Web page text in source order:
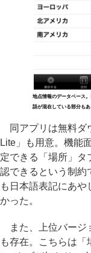
地点情報のデータベース
語が混在している部分も
同アプリは無料ダ
Lite」も用意。機能
定できる「場所」タ
認できるという制約
も日本語表記にあ
かった。
また、上位バージ
も存在。こちらは